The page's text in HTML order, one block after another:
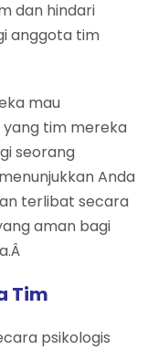
dan hindari
anggota tim
mau
tim mereka
seorang
Anda
terlibat secara
aman bagi
Tim
psikologis